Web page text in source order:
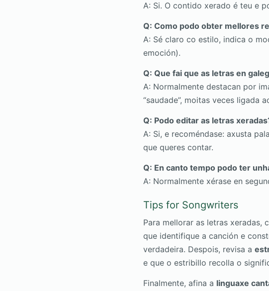
A: Si. O contido xerado é teu e
Q: Como podo obter mellores
A: Sé claro co estilo, indica o
emoción).
Q: Que fai que as letras en
A: Normalmente destacan por
“saudade”, moitas veces ligada
Q: Podo editar as letras
A: Si, e recoméndase: axusta
que queres contar.
Q: En canto tempo podo ter
A: Normalmente xérase en
Tips for Songwriters
Para mellorar as letras xeradas,
que identifique a canción e
verdadeira. Despois, revisa a
e que o estribillo recolla o
Finalmente, afina a linguaxe